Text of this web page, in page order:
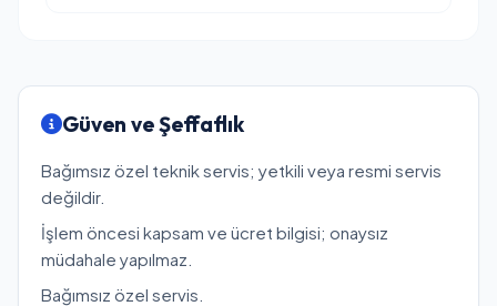
Güven ve Şeffaflık
Bağımsız özel teknik servis; yetkili veya resmi servis
değildir.
İşlem öncesi kapsam ve ücret bilgisi; onaysız
müdahale yapılmaz.
Bağımsız özel servis.